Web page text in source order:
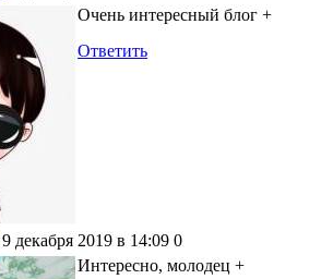
Очень интересный блог +
Ответить
9 декабря 2019 в 14:09 0
Интересно, молодец +